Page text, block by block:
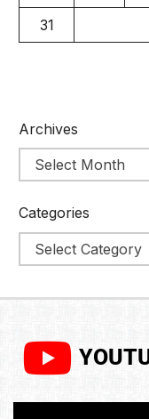
31
Archives
Categories